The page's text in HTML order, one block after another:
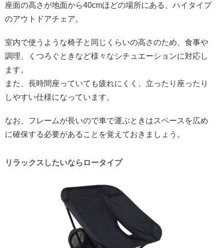
座面の高さが地面から40cmほどの場所にある、ハイタイプ
のアウトドアチェア。
室内で使うような椅子と同じくらいの高さのため、食事や
調理、くつろぐときなど様々なシチュエーションに対応し
ます。
また、長時間座っていても疲れにくく、立ったり座ったり
しやすい仕様になっています。
なお、フレームが長いので車で運ぶときはスペースを広め
に確保する必要があることを覚えておきましょう。
リラックスしたいならロータイプ